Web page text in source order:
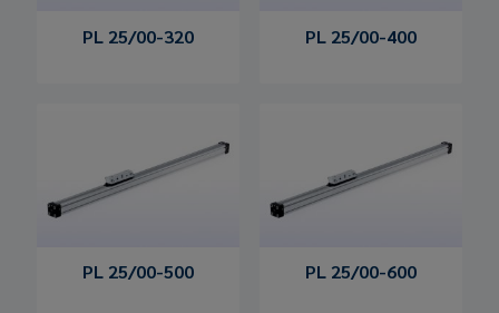
PL 25/00-320 PL 25/00-400
PL 25/00-500 PL 25/00-600